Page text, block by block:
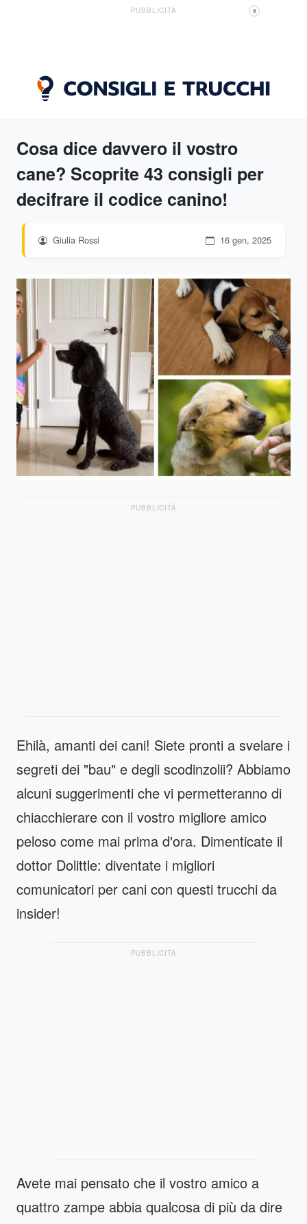
PUBBLICITÀ X
Cosa dice davvero il vostro
cane? Scoprite 43 consigli per
decifrare il codice canino!
Giulia Rossi 16 gen, 2025
PUBBLICITÀ
Ehilà, amanti dei cani! Siete pronti a svelare i
segreti dei "bau" e degli scodinzolii? Abbiamo
alcuni suggerimenti che vi permetteranno di
chiacchierare con il vostro migliore amico
peloso come mai prima d'ora. Dimenticate il
dottor Dolittle: diventate i migliori
comunicatori per cani con questi trucchi da
insider!
PUBBLICITÀ
Avete mai pensato che il vostro amico a
quattro zampe abbia qualcosa di più da dire